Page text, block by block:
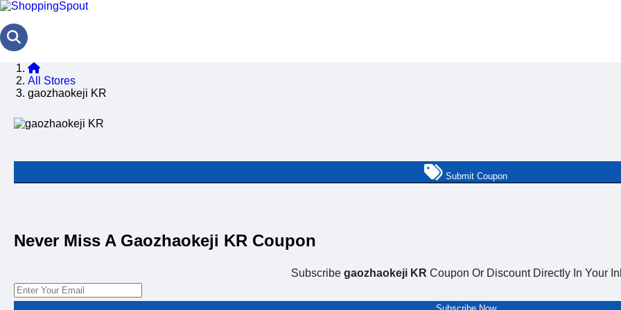
All Stores
gaozhaokeji KR
Submit Coupon
Never Miss A Gaozhaokeji KR Coupon
Subscribe gaozhaokeji KR Coupon Or Discount Directly In Your